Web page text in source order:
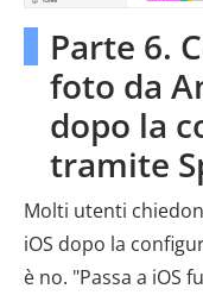
Parte 6.
foto da
dopo la
tramite
Molti utenti
iOS dopo la
è no. "Passa a iOS